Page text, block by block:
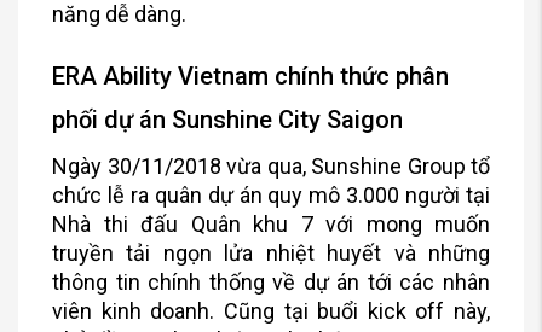
năng dễ dàng.
ERA Ability Vietnam chính thức phân
phối dự án Sunshine City Saigon
Ngày 30/11/2018 vừa qua, Sunshine Group tổ
chức lễ ra quân dự án quy mô 3.000 người tại
Nhà thi đấu Quân khu 7 với mong muốn
truyền tải ngọn lửa nhiệt huyết và những
thông tin chính thống về dự án tới các nhân
viên kinh doanh. Cũng tại buổi kick off này,